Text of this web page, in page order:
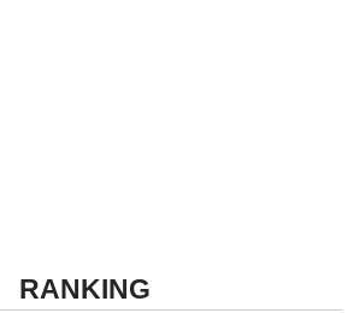
RANKING